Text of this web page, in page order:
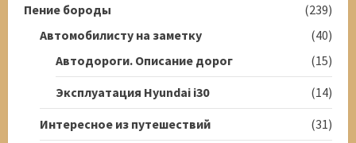
Пение бороды
(239)
Автомобилисту на заметку
(40)
Автодороги. Описание дорог
(15)
Эксплуатация Hyundai i30
(14)
Интересное из путешествий
(31)